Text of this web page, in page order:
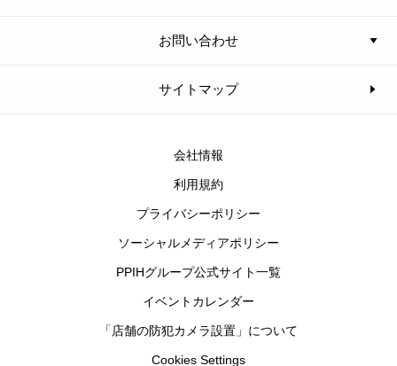
お問い合わせ
サイトマップ
会社情報
利用規約
プライバシーポリシー
ソーシャルメディアポリシー
PPIHグループ公式サイト一覧
イベントカレンダー
「店舗の防犯カメラ設置」について
Cookies Settings